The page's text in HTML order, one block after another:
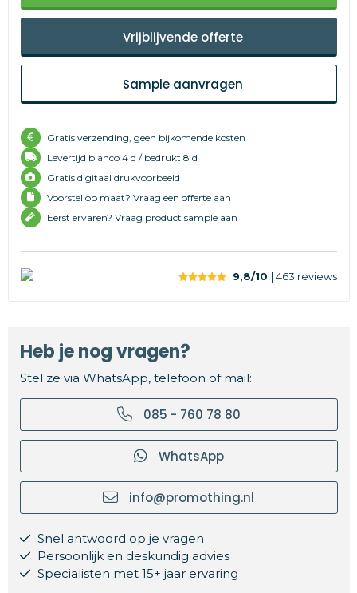
Vrijblijvende offerte
Sample aanvragen
Gratis verzending, geen bijkomende kosten
Levertijd blanco 4 d / bedrukt 8 d
Gratis digitaal drukvoorbeeld
Voorstel op maat? Vraag een offerte aan
Eerst ervaren? Vraag product sample aan
9,8/10 | 463 reviews
Heb je nog vragen?
Stel ze via WhatsApp, telefoon of mail:
085 - 760 78 80
WhatsApp
info@promothing.nl
Snel antwoord op je vragen
Persoonlijk en deskundig advies
Specialisten met 15+ jaar ervaring